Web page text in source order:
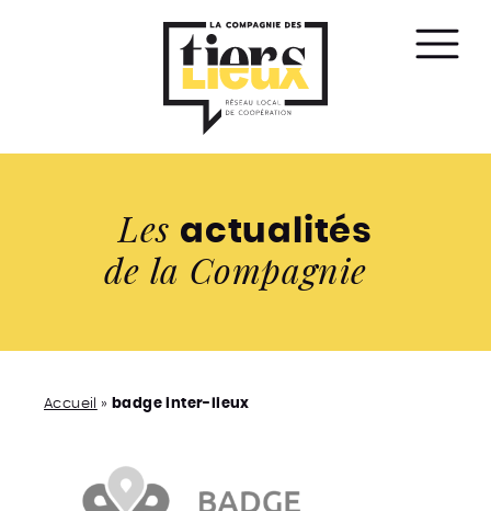
le
Les actualités
de la Compagnie
Accueil » badge inter-lieux